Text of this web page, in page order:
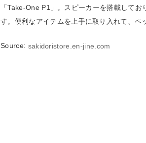
「Take-One P1」。スピーカーを搭載して
す。便利なアイテムを上手に取り入れて、ペ
Source: sakidoristore.en-jine.com